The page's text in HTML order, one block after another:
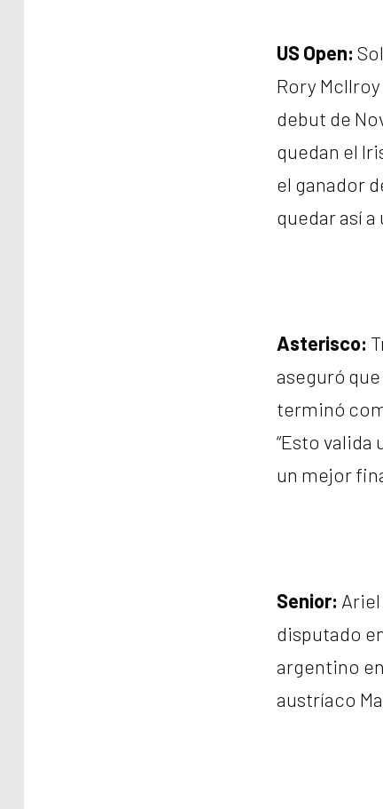
US Open:
Rory
debut de
quedan el
el ganador
quedar así
Asterisco:
aseguró
terminó
“Esto
un mejor
Senior:
disputado
argentino
austríaco